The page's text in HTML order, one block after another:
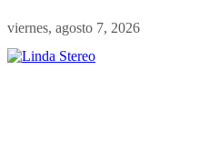
viernes, agosto 7, 2026